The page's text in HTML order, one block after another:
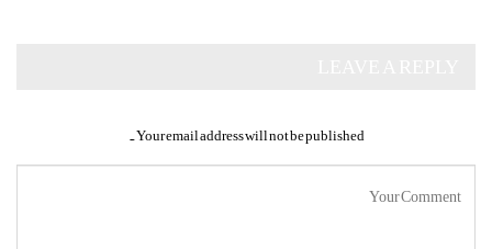
Your email address will not be published.